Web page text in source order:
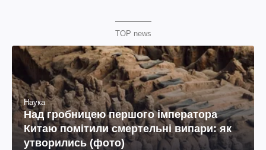
TOP news
Наука
Над гробницею першого імператора
Китаю помітили смертельні випари: як
утворились (фото)